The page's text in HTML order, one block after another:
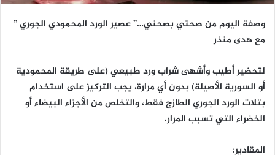
وصفة اليوم من صحتي بصحني…” عصير الورد المحمودي الجوري ”
مع هدى منذر
لتحضير أطيب وأشهى شراب ورد طبيعي (على طريقة المحمودية
أو السورية الأصيلة) بدون أي مرارة، يجب التركيز على استخدام
بتلات الورد الجوري الطازج فقط، والتخلص من الأجزاء البيضاء أو
الخضراء التي تسبب المرار.
المقادير: